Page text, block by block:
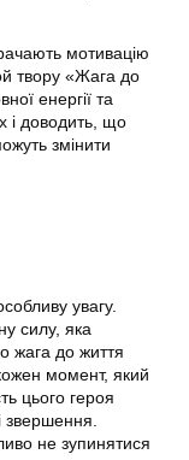
мотивацію
твору «Жага до
енергії та
і доводить, що
змінити
увагу.
силу, яка
жага до життя
момент, який
цього героя
не зупинятися